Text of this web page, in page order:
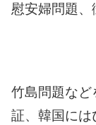
慰安婦問題、
竹島問題など
証、韓国には